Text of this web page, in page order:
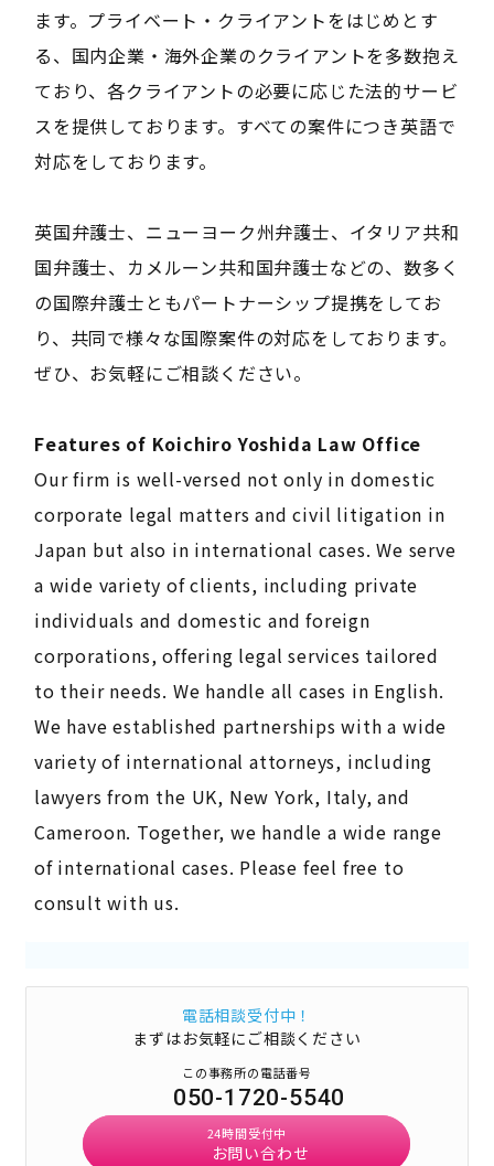
ます。プライベート・クライアントをはじめとす
る、国内企業・海外企業のクライアントを多数抱え
ており、各クライアントの必要に応じた法的サービ
スを提供しております。すべての案件につき英語で
対応をしております。
英国弁護士、ニューヨーク州弁護士、イタリア共和
国弁護士、カメルーン共和国弁護士などの、数多く
の国際弁護士ともパートナーシップ提携をしてお
り、共同で様々な国際案件の対応をしております。
ぜひ、お気軽にご相談ください。
Features of Koichiro Yoshida Law Office
Our firm is well-versed not only in domestic
corporate legal matters and civil litigation in
Japan but also in international cases. We serve
a wide variety of clients, including private
individuals and domestic and foreign
corporations, offering legal services tailored
to their needs. We handle all cases in English.
We have established partnerships with a wide
variety of international attorneys, including
lawyers from the UK, New York, Italy, and
Cameroon. Together, we handle a wide range
of international cases. Please feel free to
consult with us.
電話相談受付中！
まずはお気軽にご相談ください
この事務所の電話番号
050-1720-5540
24時間受付中
お問い合わせ